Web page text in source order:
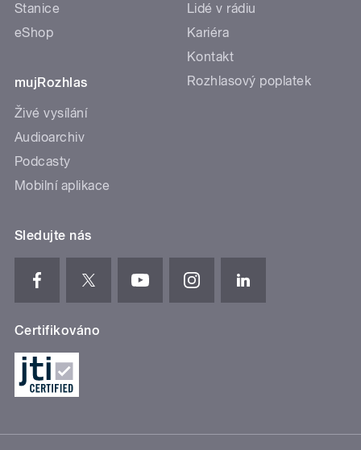
Stanice
eShop
mujRozhlas
Živé vysílání
Audioarchiv
Podcasty
Mobilní aplikace
Lidé v rádiu
Kariéra
Kontakt
Rozhlasový poplatek
Sledujte nás
Certifikováno